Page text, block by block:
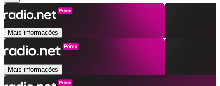
Mais informações
Mais informações